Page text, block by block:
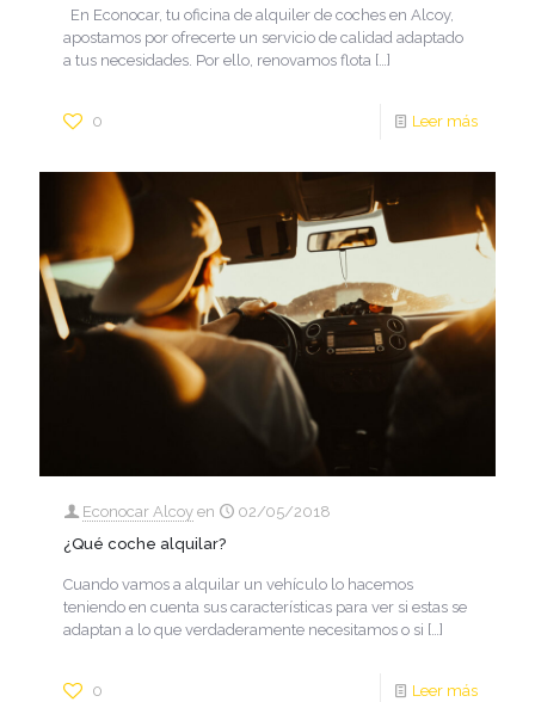
En Econocar, tu oficina de alquiler de coches en Alcoy,
apostamos por ofrecerte un servicio de calidad adaptado
a tus necesidades. Por ello, renovamos flota […]
0 Leer más
Econocar Alcoy en
02/05/2018
¿Qué coche alquilar?
Cuando vamos a alquilar un vehículo lo hacemos
teniendo en cuenta sus características para ver si estas se
adaptan a lo que verdaderamente necesitamos o si […]
0 Leer más